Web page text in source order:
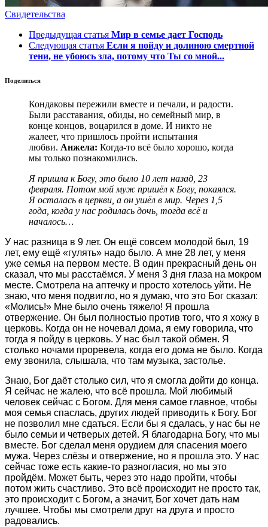
Свидетельства
Предыдущая статья Мир в семье дает Господь
Следующая статья Если я пойду и долиною смертной
тени, не убоюсь зла, потому что Ты со мной...
Поделиться
Кондаковы пережили вместе и печали, и радости.
Были расставания, обиды, но семейный мир, в
конце концов, воцарился в доме. И никто не
жалеет, что пришлось пройти испытания
любви. Анжела: Когда-то всё было хорошо, когда
мы только познакомились.
Я пришла к Богу, это было 10 лет назад, 23
февраля. Потом мой муж пришёл к Богу, покаялся.
Я осталась в церкви, а он ушёл в мир. Через 1,5
года, когда у нас родилась дочь, тогда всё и
началось…
У нас разница в 9 лет. Он ещё совсем молодой был, 19
лет, ему ещё «гулять» надо было. А мне 28 лет, у меня
уже семья на первом месте. В один прекрасный день он
сказал, что мы расстаёмся. У меня 3 дня глаза на мокром
месте. Смотрела на аптечку и просто хотелось уйти. Не
знаю, что меня подвигло, но я думаю, что это Бог сказал:
«Молись!» Мне было очень тяжело! Я прошла
отвержение. Он был полностью против того, что я хожу в
церковь. Когда он не ночевал дома, я ему говорила, что
тогда я пойду в церковь. У нас был такой обмен. Я
столько ночами проревела, когда его дома не было. Когда
ему звонила, слышала, что там музыка, застолье.
Знаю, Бог даёт столько сил, что я смогла дойти до конца.
Я сейчас не жалею, что всё прошла. Мой любимый
человек сейчас с Богом. Для меня самое главное, чтобы
моя семья спаслась, других людей приводить к Богу. Бог
не позволил мне сдаться. Если бы я сдалась, у нас бы не
было семьи и четверых детей. Я благодарна Богу, что мы
вместе. Бог сделал меня орудием для спасения моего
мужа. Через слёзы и отвержение, но я прошла это. У нас
сейчас тоже есть какие-то разногласия, но мы это
пройдём. Может быть, через это надо пройти, чтобы
потом жить счастливо. Это всё происходит не просто так,
это происходит с Богом, а значит, Бог хочет дать нам
лучшее. Чтобы мы смотрели друг на друга и просто
радовались.